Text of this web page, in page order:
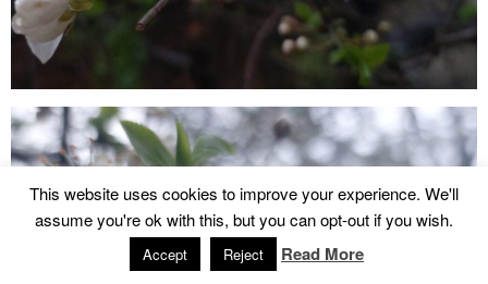
This website uses cookies to improve your experience. We'll
assume you're ok with this, but you can opt-out if you wish.
Accept Reject Read More